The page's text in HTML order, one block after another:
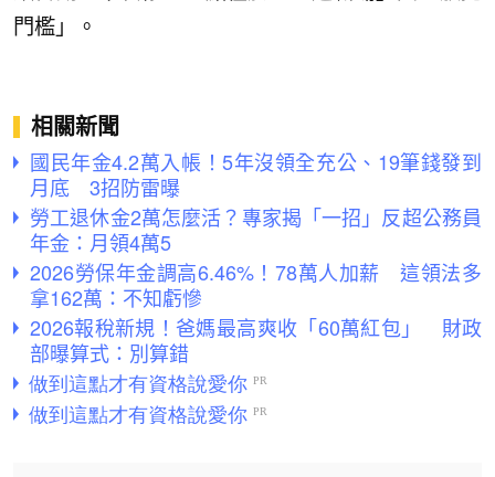
門檻」。
相關新聞
國民年金4.2萬入帳！5年沒領全充公、19筆錢發到
月底 3招防雷曝
勞工退休金2萬怎麼活？專家揭「一招」反超公務員
年金：月領4萬5
2026勞保年金調高6.46%！78萬人加薪 這領法多
拿162萬：不知虧慘
2026報稅新規！爸媽最高爽收「60萬紅包」 財政
部曝算式：別算錯